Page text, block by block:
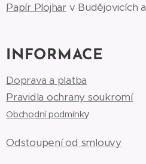
Papír Plojharv Budějovicích a
INFORMACE
Doprava a platba
Pravidla ochrany soukromí
Obchodní podmínky
Odstoupení od smlouvy